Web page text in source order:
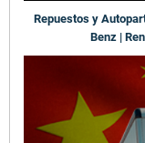
Repuestos y
Benz |